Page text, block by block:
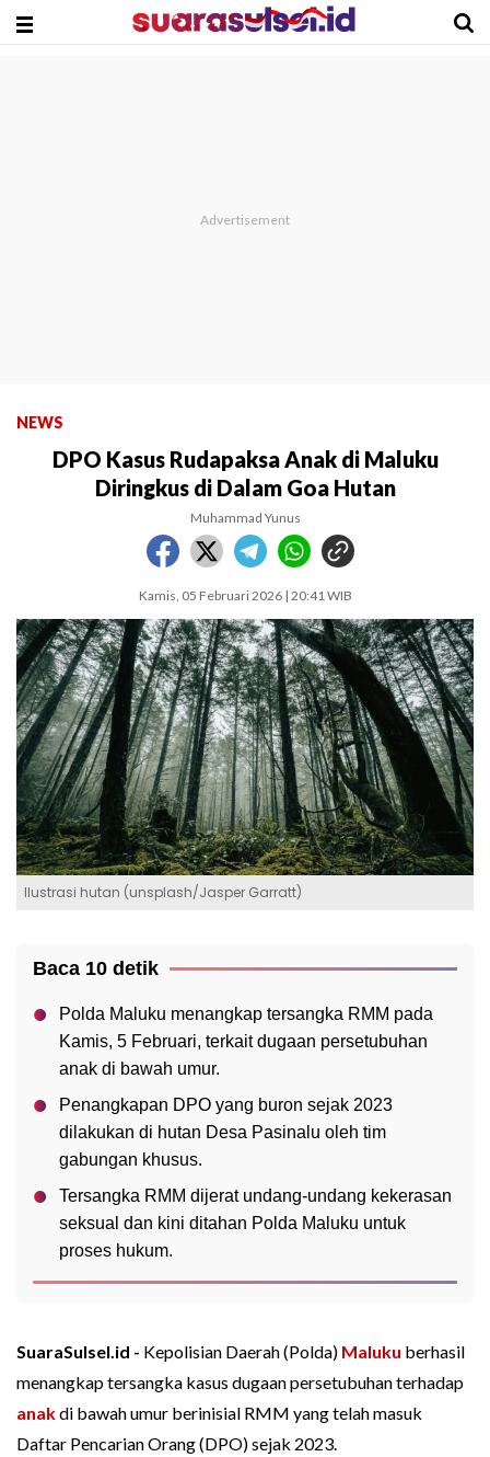
NEWS
DPO Kasus Rudapaksa Anak di Maluku
Diringkus di Dalam Goa Hutan
Muhammad Yunus
Kamis, 05 Februari 2026 | 20:41 WIB
Ilustrasi hutan (unsplash/Jasper Garratt)
Baca 10 detik
Polda Maluku menangkap tersangka RMM pada
Kamis, 5 Februari, terkait dugaan persetubuhan
anak di bawah umur.
Penangkapan DPO yang buron sejak 2023
dilakukan di hutan Desa Pasinalu oleh tim
gabungan khusus.
Tersangka RMM dijerat undang-undang kekerasan
seksual dan kini ditahan Polda Maluku untuk
proses hukum.
SuaraSulsel.id - Kepolisian Daerah (Polda) Maluku berhasil
menangkap tersangka kasus dugaan persetubuhan terhadap
anakdi bawah umur berinisial RMM yang telah masuk
Daftar Pencarian Orang (DPO) sejak 2023.